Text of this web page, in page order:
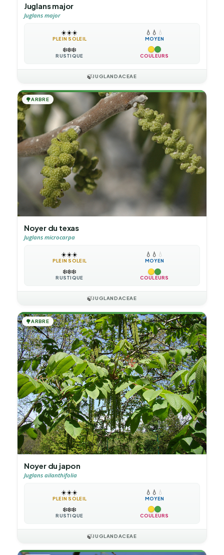
Juglans major
Juglans major
☀️☀️☀️
PLEIN SOLEIL
💧 💧 💧
MOYEN
❄️❄️❄️
RUSTIQUE COULEURS
🍃JUGLANDACEAE
🌳ARBRE
Noyer du texas
Juglans microcarpa
☀️☀️☀️
PLEIN SOLEIL
💧 💧 💧
MOYEN
❄️❄️❄️
RUSTIQUE COULEURS
🍃JUGLANDACEAE
🌳ARBRE
Noyer du japon
Juglans ailanthifolia
☀️☀️☀️
PLEIN SOLEIL
💧 💧 💧
MOYEN
❄️❄️❄️
RUSTIQUE COULEURS
🍃JUGLANDACEAE